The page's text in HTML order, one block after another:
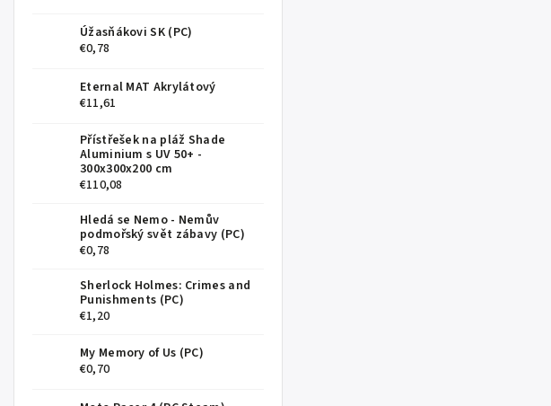
Úžasňákovi SK (PC)
€0,78
Eternal MAT Akrylátový
€11,61
Přístřešek na pláž Shade
Aluminium s UV 50+ -
300x300x200 cm
€110,08
Hledá se Nemo - Nemův
podmořský svět zábavy (PC)
€0,78
Sherlock Holmes: Crimes and
Punishments (PC)
€1,20
My Memory of Us (PC)
€0,70